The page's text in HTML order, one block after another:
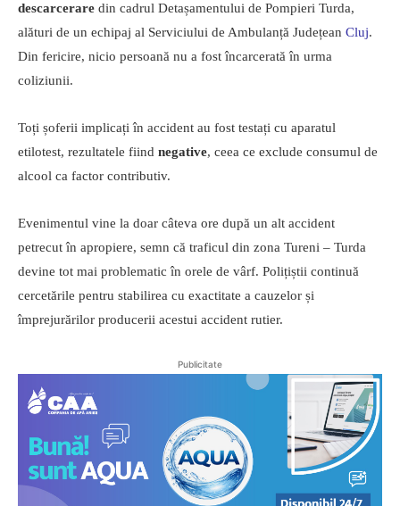
descarcerare din cadrul Detașamentului de Pompieri Turda,
alături de un echipaj al Serviciului de Ambulanță Județean Cluj.
Din fericire, nicio persoană nu a fost încarcerată în urma
coliziunii.
Toți șoferii implicați în accident au fost testați cu aparatul
etilotest, rezultatele fiind negative, ceea ce exclude consumul de
alcool ca factor contributiv.
Evenimentul vine la doar câteva ore după un alt accident
petrecut în apropiere, semn că traficul din zona Tureni – Turda
devine tot mai problematic în orele de vârf. Polițiștii continuă
cercetările pentru stabilirea cu exactitate a cauzelor și
împrejurărilor producerii acestui accident rutier.
Publicitate